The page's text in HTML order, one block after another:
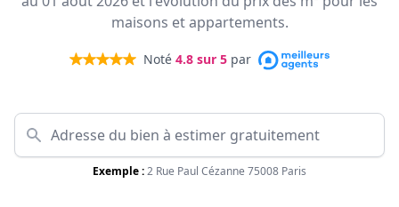
maisons et appartements.
Noté 4.8 sur 5 par
Exemple :2 Rue Paul Cézanne 75008 Paris